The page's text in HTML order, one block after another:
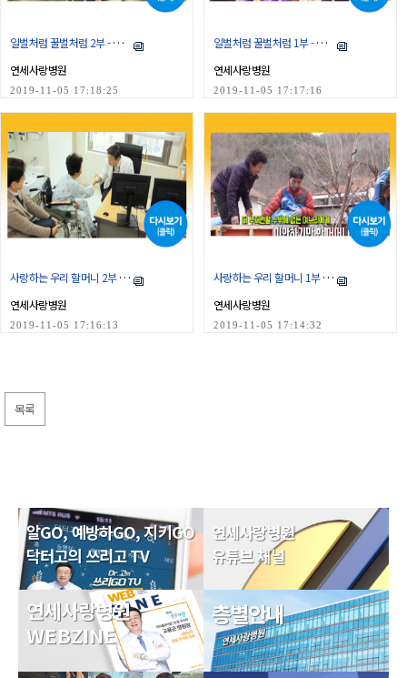
일벌처럼 꿀벌처럼 2부 - 충북 옥천
연세사랑병원
2019-11-05 17:18:25
일벌처럼 꿀벌처럼 1부 - 충북 옥천
연세사랑병원
2019-11-05 17:17:16
사랑하는 우리 할머니 2부 - 경북 영양
연세사랑병원
2019-11-05 17:16:13
사랑하는 우리 할머니 1부 - 경북 영양
연세사랑병원
2019-11-05 17:14:32
목록
알GO, 예방하GO, 지키GO
닥터고의 쓰리고 TV
연세사랑병원
유튜브 채널
연세사랑병원
WEBZINE
층별안내